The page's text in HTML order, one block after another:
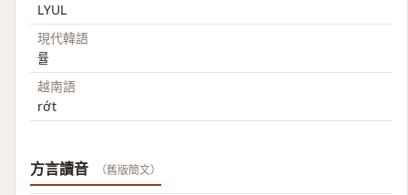
LYUL
現代韓語
률
越南語
rớt
方言讀音 （舊版簡文）